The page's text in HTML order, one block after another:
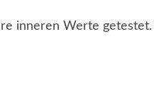
inneren Werte getestet.